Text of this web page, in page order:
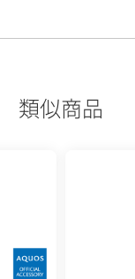
類似商品